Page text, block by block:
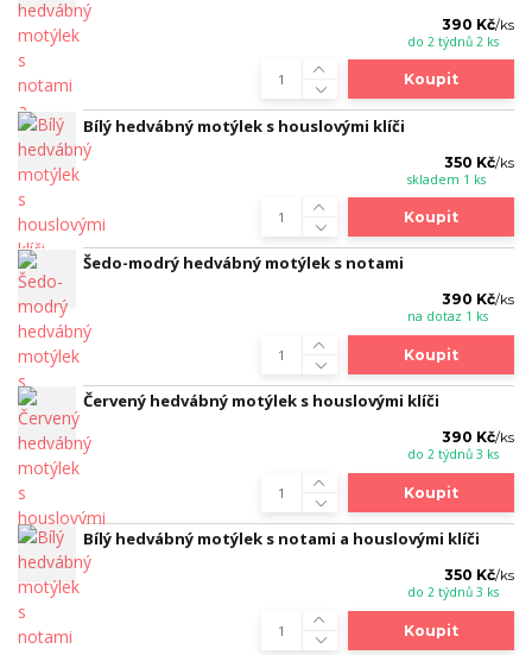
390 Kč/ks
do 2 týdnů 2 ks
Koupit
Bílý hedvábný motýlek s houslovými klíči
350 Kč/ks
skladem 1 ks
Koupit
Šedo-modrý hedvábný motýlek s notami
390 Kč/ks
na dotaz 1 ks
Koupit
Červený hedvábný motýlek s houslovými klíči
390 Kč/ks
do 2 týdnů 3 ks
Koupit
Bílý hedvábný motýlek s notami a houslovými klíči
350 Kč/ks
do 2 týdnů 3 ks
Koupit